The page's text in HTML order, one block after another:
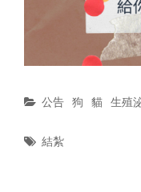
Categories
公告 狗 貓 生殖
Tags
結紮